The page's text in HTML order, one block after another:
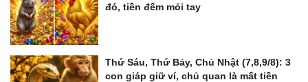
đó, tiền đếm mỏi tay
Thứ Sáu, Thứ Bảy, Chủ Nhật (7,8,9/8): 3
con giáp giữ ví, chủ quan là mất tiền